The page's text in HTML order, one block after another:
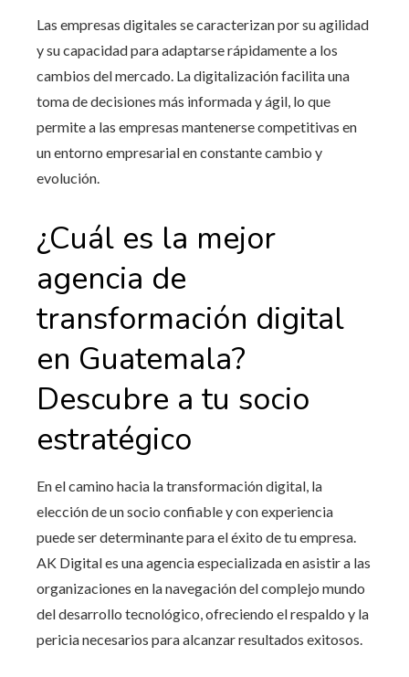
Las empresas digitales se caracterizan por su agilidad
y su capacidad para adaptarse rápidamente a los
cambios del mercado. La digitalización facilita una
toma de decisiones más informada y ágil, lo que
permite a las empresas mantenerse competitivas en
un entorno empresarial en constante cambio y
evolución.
¿Cuál es la mejor
agencia de
transformación digital
en Guatemala?
Descubre a tu socio
estratégico
En el camino hacia la transformación digital, la
elección de un socio confiable y con experiencia
puede ser determinante para el éxito de tu empresa.
AK Digital es una agencia especializada en asistir a las
organizaciones en la navegación del complejo mundo
del desarrollo tecnológico, ofreciendo el respaldo y la
pericia necesarios para alcanzar resultados exitosos.